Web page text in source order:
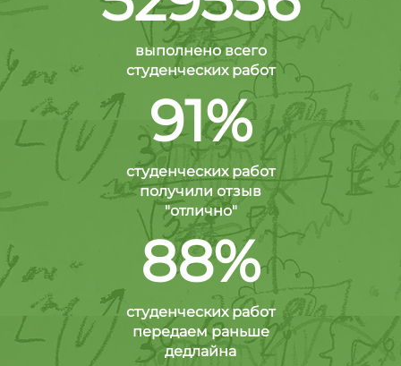
выполнено всего
студенческих работ
91%
студенческих работ
получили отзыв
"отлично"
88%
студенческих работ
передаем раньше
дедлайна